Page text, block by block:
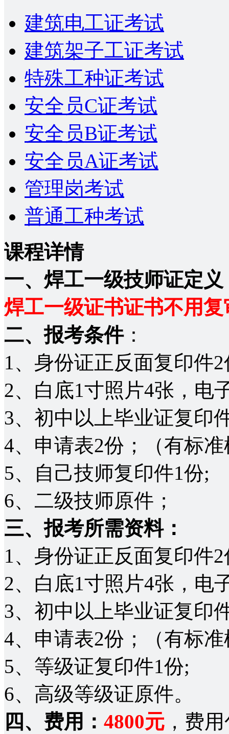
建筑电工证考试
建筑架子工证考试
特殊工种证考试
安全员C证考试
安全员B证考试
安全员A证考试
管理岗考试
普通工种考试
课程详情
一、焊工一级技师证定义
焊工一级证书证书不用
二、报考条件：
1、身份证正反面复印件
2、白底1寸照片4张，电
3、初中以上毕业证复印
4、申请表2份；（有标
5、自己技师复印件1份;
6、二级技师原件；
三、报考所需资料：
1、身份证正反面复印件
2、白底1寸照片4张，电
3、初中以上毕业证复印
4、申请表2份；（有标
5、等级证复印件1份;
6、高级等级证原件。
四、费用： 4800元 ，费